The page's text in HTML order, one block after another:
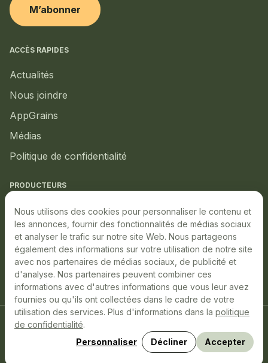
M’abonner
ACCÈS RAPIDES
Actualités
Nous joindre
AppGrains
Médias
Politique de confidentialité
PRODUCTEURS
Marché local
Marché boursier
Production durable
Événements à venir
LinkedInYouTube
Facebook
Site conçu, développé et hébergé parLibéo
Nous utilisons des cookies pour personnaliser le contenu et
les annonces, fournir des fonctionnalités de médias sociaux
et analyser le trafic sur notre site Web. Nous partageons
également des informations sur votre utilisation de notre site
avec nos partenaires de médias sociaux, de publicité et
d'analyse. Nos partenaires peuvent combiner ces
informations avec d'autres informations que vous leur avez
fournies ou qu'ils ont collectées dans le cadre de votre
utilisation des services. Plus d'informations dans la politique
de confidentialité.
Personnaliser
Décliner Accepter